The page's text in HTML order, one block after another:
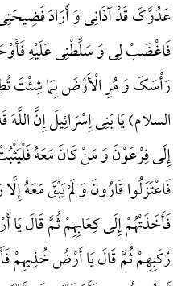
عَدُوَّکَ قَدْ آذَانِی وَ أَرَادَ
فَاغْضَبْ لِی وَ سَلِّطْنِی عَلَیْهِ
رَأْسَکَ وَ مُرِ الْأَرْضَ بِمَا شِئْتَ
السلام) یَا بَنِی إِسْرَائِیلَ إِنَّ
إِلَی فِرْعَوْنَ وَ مَنْ کَانَ مَعَهُ
فَاعْتَزَلُوا قَارُونَ وَ لَمْ یَبْقَ مَعَهُ
فَأَخَذَتْهُمْ إِلَی کِعَابِهِمْ ثُمَّ قَالَ
رُکَبِهِمْ ثُمَّ قَالَ یَا أَرْضُ خُذِیهِمْ